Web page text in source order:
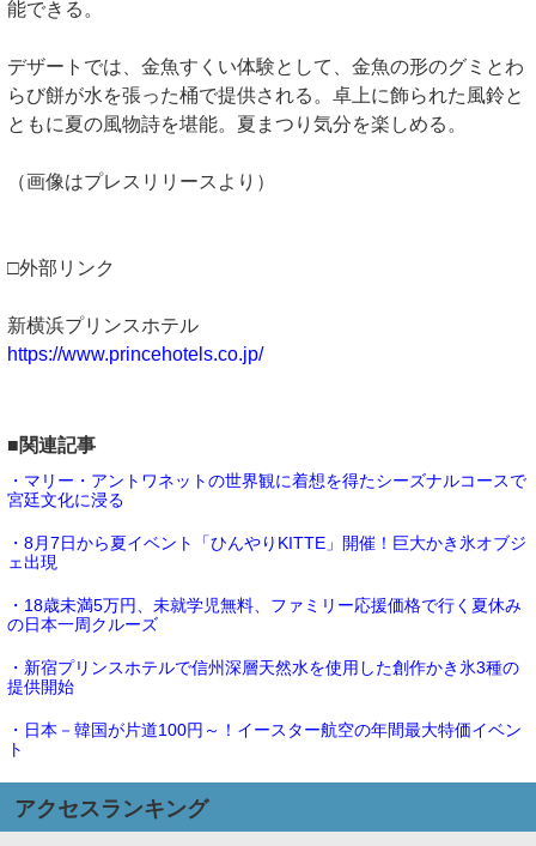
能できる。
デザートでは、金魚すくい体験として、金魚の形のグミとわ
らび餅が水を張った桶で提供される。卓上に飾られた風鈴と
ともに夏の風物詩を堪能。夏まつり気分を楽しめる。
（画像はプレスリリースより）
□外部リンク
新横浜プリンスホテル
https://www.princehotels.co.jp/
■関連記事
・マリー・アントワネットの世界観に着想を得たシーズナルコースで
宮廷文化に浸る
・8月7日から夏イベント「ひんやりKITTE」開催！巨大かき氷オブジ
ェ出現
・18歳未満5万円、未就学児無料、ファミリー応援価格で行く夏休み
の日本一周クルーズ
・新宿プリンスホテルで信州深層天然水を使用した創作かき氷3種の
提供開始
・日本－韓国が片道100円～！イースター航空の年間最大特価イベン
ト
アクセスランキング